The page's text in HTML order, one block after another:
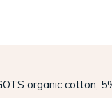
organic cotton,